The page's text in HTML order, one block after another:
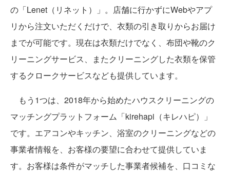
の「Lenet（リネット）」。店舗に行かずにWebやアプ
リから注文いただくだけで、衣類の引き取りからお届け
までが可能です。現在は衣類だけでなく、布団や靴のク
リーニングサービス、またクリーニングした衣類を保管
するクロークサービスなども提供しています。
もう1つは、2018年から始めたハウスクリーニングの
マッチングプラットフォーム「kirehapi（キレハピ）」
です。エアコンやキッチン、浴室のクリーニングなどの
事業者情報を、お客様の要望に合わせて提供していま
す。お客様は条件がマッチした事業者候補を、口コミな